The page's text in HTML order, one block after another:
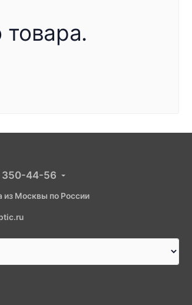
товара.
350-44-56
из Москвы по России